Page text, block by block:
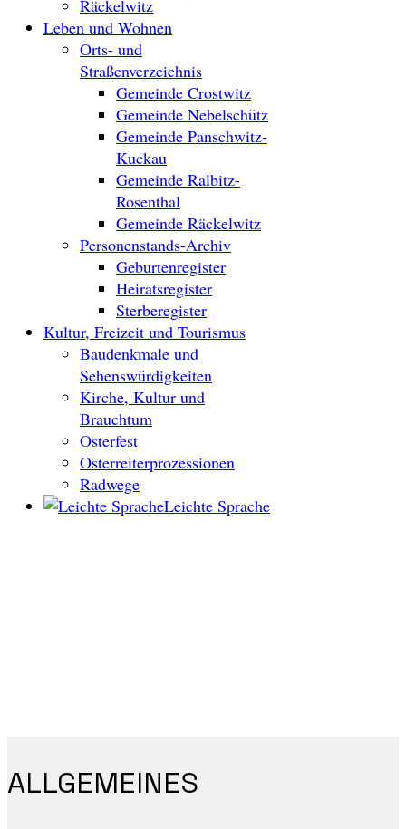
Räckelwitz
Leben und Wohnen
Orts- und
Straßenverzeichnis
Gemeinde Crostwitz
Gemeinde Nebelschütz
Gemeinde Panschwitz-
Kuckau
Gemeinde Ralbitz-
Rosenthal
Gemeinde Räckelwitz
Personenstands-Archiv
Geburtenregister
Heiratsregister
Sterberegister
Kultur, Freizeit und Tourismus
Baudenkmale und
Sehenswürdigkeiten
Kirche, Kultur und
Brauchtum
Osterfest
Osterreiterprozessionen
Radwege
Leichte Sprache
ALLGEMEINES